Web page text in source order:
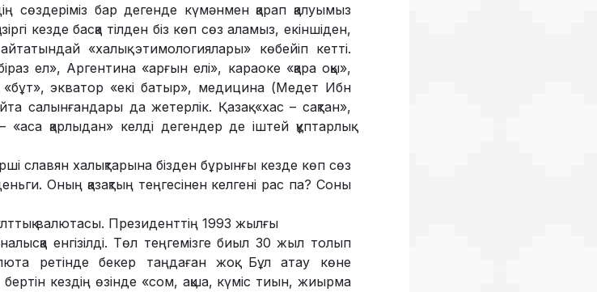
сөздеріміз бар дегенде күмәнмен қарап қалуымыз
кезде басқа тілден біз көп сөз аламыз, екіншіден,
«халық этимология­лары» көбейіп кетті.
ел», Аргентина «арғын елі», караоке «қара оқы»,
экватор «екі батыр», медицина (Медет Ибн
салынғандары да жетерлік. Қазақ «хас – сақтан»,
қарлыдан» келді дегендер де іштей құптарлық
славян халық­тарына бізден бұрын­ғы кез­де көп сөз
Оның қазақ­тың тең­ге­сінен келгені рас па? Соны
валютасы. Президенттің 1993 жылғы
енгізілді. Төл теңгемізге биыл 30 жыл толып
ретінде бекер таңдаған жоқ. Бұл атау көне
бертін кездің өзінде «сом, ақша, күміс тиын, жиыр­ма